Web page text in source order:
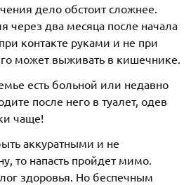
дело обстоит сложнее.
через два месяца после начала
контакте руками и не при
может выживать в кишечнике.
есть больной или недавно
после него в туалет, одев
чаще!
аккуратными и не
то напасть пройдет мимо.
здоровья. Но беспечным